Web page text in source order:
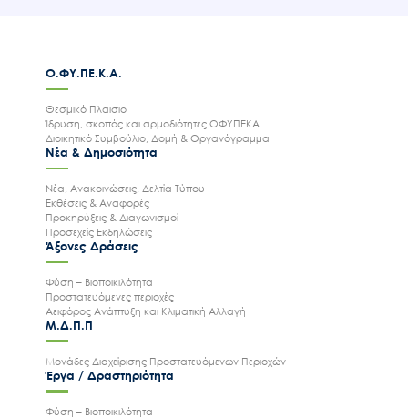
Ο.ΦΥ.ΠΕ.Κ.Α.
Θεσμικό Πλαισιο
Ίδρυση, σκοπός και αρμοδιότητες ΟΦΥΠΕΚΑ
Διοικητικό Συμβούλιο, Δομή & Οργανόγραμμα
Νέα & Δημοσιότητα
Νέα, Ανακοινώσεις, Δελτία Τύπου
Εκθέσεις & Αναφορές
Προκηρύξεις & Διαγωνισμοί
Προσεχείς Εκδηλώσεις
Άξονες Δράσεις
Φύση – Βιοποικιλότητα
Προστατευόμενες περιοχές
Αειφόρος Ανάπτυξη και Κλιματική Αλλαγή
Μ.Δ.Π.Π
Μονάδες Διαχείρισης Προστατευόμενων Περιοχών
Έργα / Δραστηριότητα
Φύση – Βιοποικιλότητα